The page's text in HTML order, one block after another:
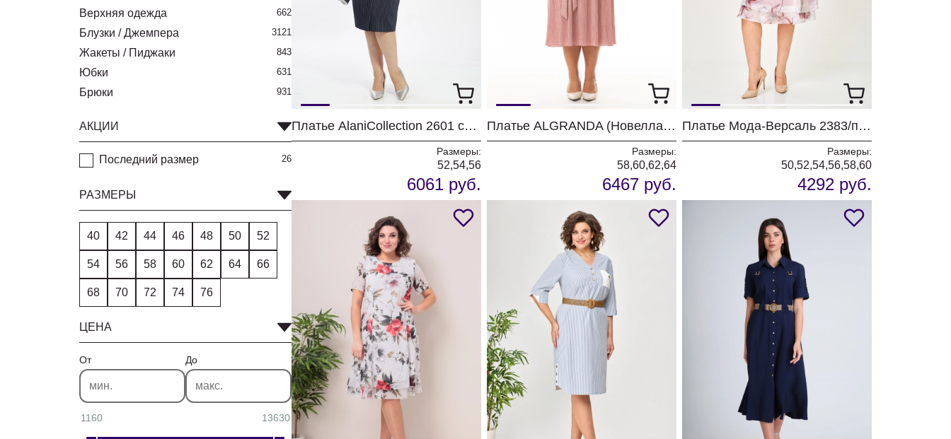
Верхняя одежда 662
Блузки / Джемпера 3121
Жакеты / Пиджаки 843
Юбки 631
Брюки 931
АКЦИИ
Последний размер 26
РАЗМЕРЫ
40 42 44 46 48 50 52
54 56 58 60 62 64 66
68 70 72 74 76
ЦЕНА
От До
1160 13630
Платье AlaniCollection 2601 синий в полоску
Размеры:
52,54,56
6061 руб.
Платье ALGRANDA (Новелла Шарм) 4110-3
Размеры:
58,60,62,64
6467 руб.
Платье Мода-Версаль 2383/пудра
Размеры:
50,52,54,56,58,60
4292 руб.